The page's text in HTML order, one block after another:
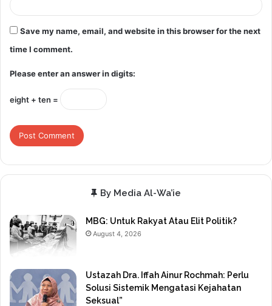
Save my name, email, and website in this browser for the next
time I comment.
Please enter an answer in digits:
eight + ten =
By Media Al-Wa’ie
MBG: Untuk Rakyat Atau Elit Politik?
August 4, 2026
Ustazah Dra. Iffah Ainur Rochmah: Perlu
Solusi Sistemik Mengatasi Kejahatan
Seksual”